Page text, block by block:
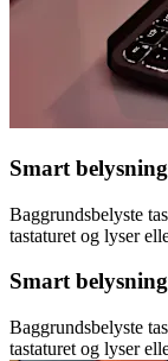
Smart
Baggrundsbelyste
tastaturet og lyser
Smart
Baggrundsbelyste
tastaturet og lyser